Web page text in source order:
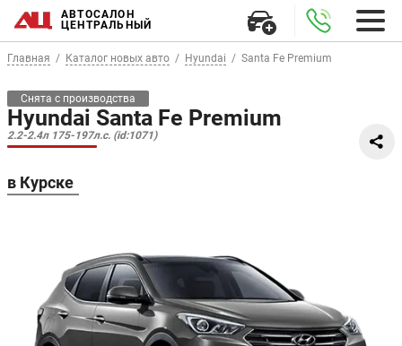
АВТОСАЛОН
ЦЕНТРАЛЬНЫЙ
Главная Каталог новых авто Hyundai Santa Fe Premium
Снята с производства
Hyundai Santa Fe Premium
2.2-2.4л 175-197л.с. (id:1071)
в Курске